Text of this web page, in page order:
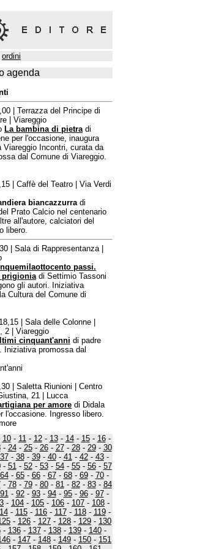
ordini
agenda
| Terrazza del Principe di
| Viareggio
La bambina di pietradi
per l'occasione, inaugura
Viareggio Incontri, curata da
dal Comune di Viareggio.
| Caffè del Teatro | Via Verdi
biancazzurradi
Prato Calcio nel centenario
all'autore, calciatori del
libero.
| Sala di Rappresentanza |
passi.
prigioniadi Settimio Tassoni
gli autori. Iniziativa
Cultura del Comune di
| Sala delle Colonne |
2 | Viareggio
cinquant'anni di padre
Iniziativa promossa dal
| Saletta Riunioni | Centro
21 | Lucca
per amore di Didala
l'occasione. Ingresso libero.
10- 11- 12- 13- 14- 15- 16-
- 24- 25- 26- 27- 28- 29- 30
37- 38- 39- 40- 41- 42- 43-
- 51- 52- 53- 54- 55- 56- 57
64- 65- 66- 67- 68- 69- 70-
- 78- 79- 80- 81- 82- 83- 84
91- 92- 93- 94- 95- 96- 97-
- 104 - 105 - 106 - 107 - 108 -
- 115- 116- 117- 118- 119-
- 126 - 127 - 128 - 129 - 130
- 136- 137- 138- 139- 140-
- 147 - 148 - 149 - 150 - 151